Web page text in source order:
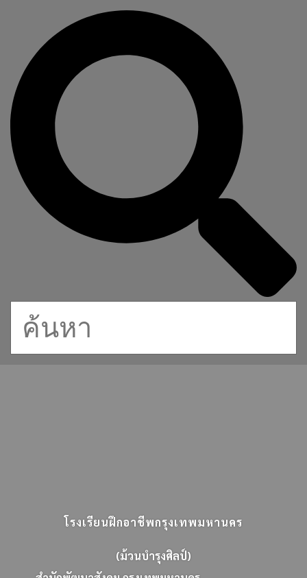
โรงเรียนฝึกอาชีพกรุงเทพมหานคร
(ม้วนบำรุงศิลป์)